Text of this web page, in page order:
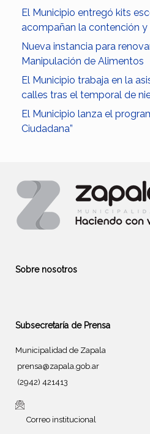
El Municipio entregó kits
acompañan la contención
Nueva instancia para
Manipulación de Alimentos
El Municipio trabaja en la
calles tras el temporal de
El Municipio lanza el
Ciudadana”
Sobre nosotros
Subsecretaría de Prensa
Municipalidad de Zapala
prensa@zapala.gob.ar
(2942) 421413
Correo institucional